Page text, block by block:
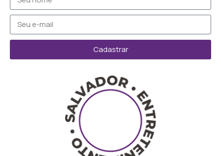
Cadastrar